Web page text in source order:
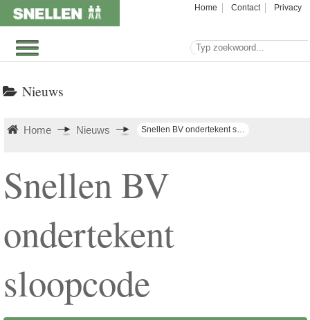
Home Contact Privacy
Nieuws
Home Nieuws Snellen BV ondertekent sloopcode
Snellen BV
ondertekent
sloopcode